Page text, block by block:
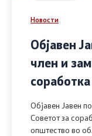
Новости
Објавен
член и
Родова
Објавен Јавен
Советот за
општество во